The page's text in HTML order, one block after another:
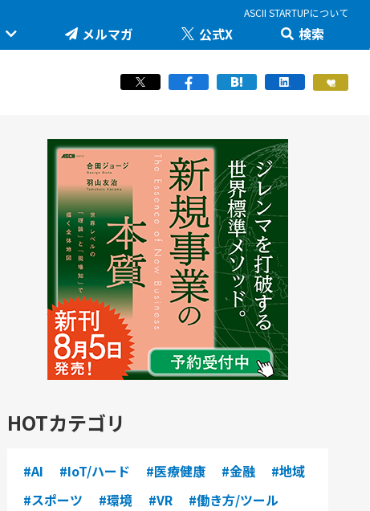
ASCII STARTUPについて
未来を変える科学技術を追え！大学発の地味推しテ
ICTスタートアップリーグ
堺市・中百舌鳥の社会課題解決型イノベーション
マスク・ド・アナライズのスタートアップ！人事！
JAPAN INNOVATION DAY 2024
働き方/ツール
起業家教育
メルマガ 公式X 検索
HOTカテゴリ
#AI #IoT/ハード #医療健康 #金融
#地域
#スポーツ
#環境 #VR
#働き方/ツール